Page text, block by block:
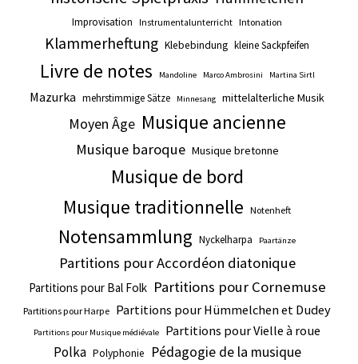
Improvisation Instrumentalunterricht Intonation
Klammerheftung Klebebindung kleine Sackpfeifen
Livre de notes Mandoline Marco Ambrosini Martina Sirtl
Mazurka mehrstimmige Sätze Minnesang mittelalterliche Musik
Moyen Âge Musique ancienne
Musique baroque Musique bretonne
Musique de bord
Musique traditionnelle Notenheft
Notensammlung Nyckelharpa Paartänze
Partitions pour Accordéon diatonique
Partitions pour Bal Folk Partitions pour Cornemuse
Partitions pour Harpe Partitions pour Hümmelchen et Dudey
Partitions pour Musique médiévale Partitions pour Vielle à roue
Polka Polyphonie Pédagogie de la musique